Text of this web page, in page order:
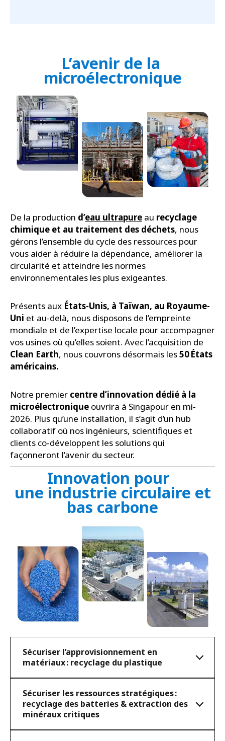
Innovation pour
une industrie circulaire et
bas carbone
Sécuriser l’approvisionnement en
matériaux : recyclage du plastique
Sécuriser les ressources stratégiques :
recyclage des batteries & extraction des
minéraux critiques
L’avenir de la
microélectronique
De la production d’eau ultrapure au recyclage
chimique et au traitement des déchets, nous
gérons l’ensemble du cycle des ressources pour
vous aider à réduire la dépendance, améliorer la
circularité et atteindre les normes
environnementales les plus exigeantes.
Présents aux États-Unis, à Taïwan, au Royaume-
Uni et au-delà, nous disposons de l’empreinte
mondiale et de l’expertise locale pour accompagner
vos usines où qu’elles soient. Avec l’acquisition de
Clean Earth, nous couvrons désormais les50 États
américains.
Notre premier centre d’innovation dédié à la
microélectronique ouvrira à Singapour en mi-
2026. Plus qu’une installation, il s’agit d’un hub
collaboratif où nos ingénieurs, scientifiques et
clients co-développent les solutions qui
façonneront l’avenir du secteur.